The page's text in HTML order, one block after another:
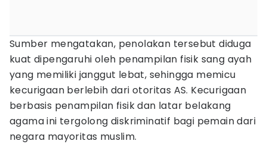
Sumber mengatakan, penolakan tersebut diduga
kuat dipengaruhi oleh penampilan fisik sang ayah
yang memiliki janggut lebat, sehingga memicu
kecurigaan berlebih dari otoritas AS. Kecurigaan
berbasis penampilan fisik dan latar belakang
agama ini tergolong diskriminatif bagi pemain dari
negara mayoritas muslim.